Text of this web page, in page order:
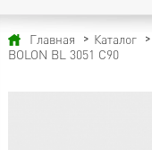
Главная Каталог
BOLON BL 3051 C90